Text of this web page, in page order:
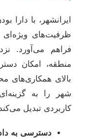
ایرانشهر، با دارا
ظرفیت‌های ویژه‌ای
فراهم می‌آورد.
منطقه، امکان
بالای همکاری‌های
شهر را به
کاربردی تبدیل
دسترسی به